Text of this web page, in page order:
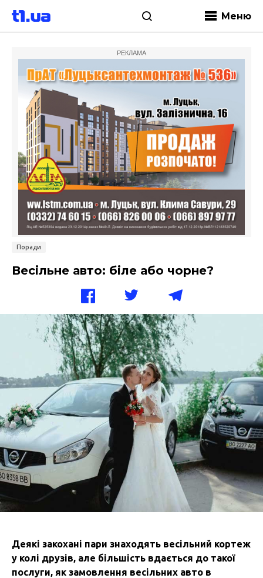
Меню
РЕКЛАМА
Поради
Весільне авто: біле або чорне?
Деякі закохані пари знаходять весільний кортеж
у колі друзів, але більшість вдається до такої
послуги, як замовлення весільних авто в